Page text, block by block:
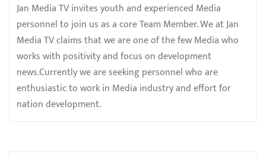
Jan Media TV invites youth and experienced Media
personnel to join us as a core Team Member. We at Jan
Media TV claims that we are one of the few Media who
works with positivity and focus on development
news.Currently we are seeking personnel who are
enthusiastic to work in Media industry and effort for
nation development.